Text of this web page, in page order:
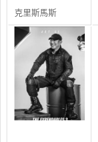
克里斯馬斯